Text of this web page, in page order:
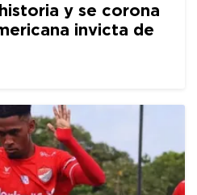
y se corona
invicta de